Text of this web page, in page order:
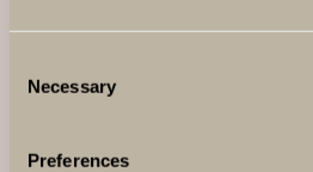
Selection
Necessary
Preferences
Är du osäker på vilket
våra mest populära och se